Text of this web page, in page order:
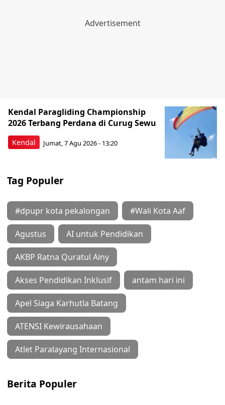
Kendal
Kendal Paragliding Championship
2026 Terbang Perdana di Curug Sewu
Jumat, 7 Agu 2026 - 13:20
Tag Populer
#dpupr kota pekalongan #Wali Kota Aaf
Agustus AI untuk Pendidikan
AKBP Ratna Quratul Ainy
Akses Pendidikan Inklusif antam hari ini
Apel Siaga Karhutla Batang
ATENSI Kewirausahaan
Atlet Paralayang Internasional
Berita Populer